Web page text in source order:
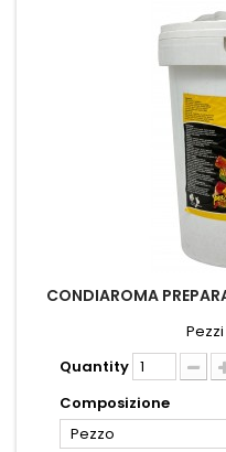
CONDIAROMA
Quantity
Composizione
Pezzo